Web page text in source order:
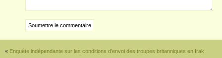
« Enquête indépendante sur les conditions d’envoi des troupes britanniques en Irak